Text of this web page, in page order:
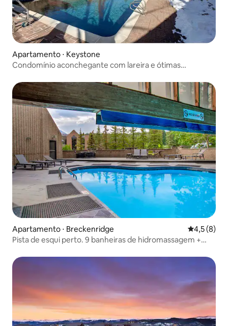
Apartamento ⋅ Keystone
Condomínio aconchegante com lareira e ótimas
Apartamento ⋅ Breckenridge 4,5 de
4,5 (8)
Pista de esqui perto. 9 banheiras de hidromassagem +